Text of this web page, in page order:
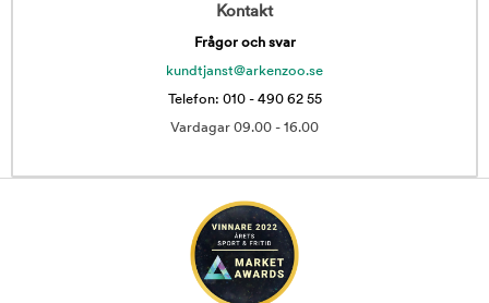
Kontakt
Frågor och svar
kundtjanst@arkenzoo.se
Telefon: 010 - 490 62 55
Vardagar 09.00 - 16.00